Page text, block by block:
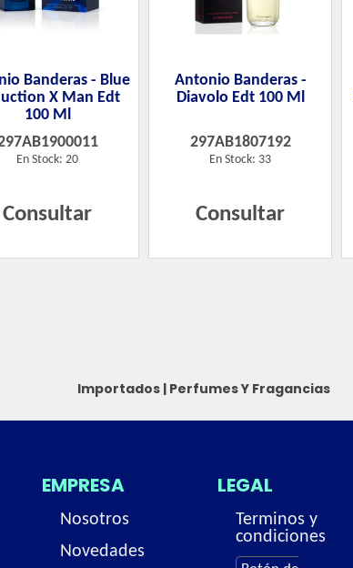
Banderas - Blue
X Man Edt
100 Ml
En Stock: 20
Consultar
Antonio Banderas -
Diavolo Edt 100 Ml
297AB1807192
En Stock: 33
Consultar
Importados | Perfumes Y Fragancias
EMPRESA
Nosotros
Novedades
LEGAL
Terminos y
condiciones